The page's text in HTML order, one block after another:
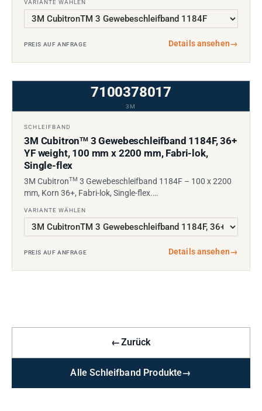
VARIANTE WÄHLEN
PREIS AUF ANFRAGE Details ansehen→
7100378017
3M
SCHLEIFBAND
3M CubitronTM3 Gewebeschleifband 1184F, 36+
YF weight, 100 mm x 2200 mm, Fabri-lok,
Single-flex
3M CubitronTM 3 Gewebeschleifband 1184F – 100 x 2200
mm, Korn 36+, Fabri-lok, Single-flex.…
VARIANTE WÄHLEN
PREIS AUF ANFRAGE Details ansehen→
←Zurück
Alle Schleifband Produkte→